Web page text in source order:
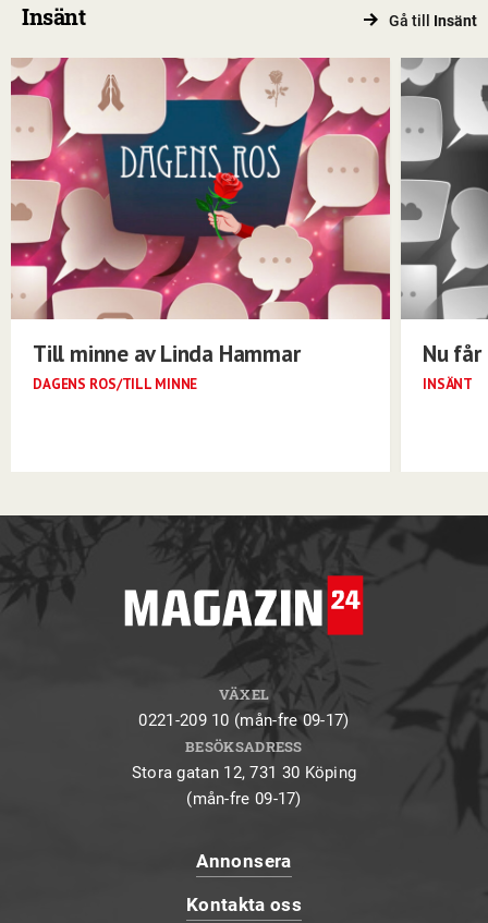
Insänt Gå till Insänt
Till minne av Linda Hammar
DAGENS ROS/TILL MINNE
Nu
INSÄNT
VÄXEL
0221-209 10 (mån-fre 09-17)
BESÖKSADRESS
Stora gatan 12, 731 30 Köping
(mån-fre 09-17)
Annonsera
Kontakta oss